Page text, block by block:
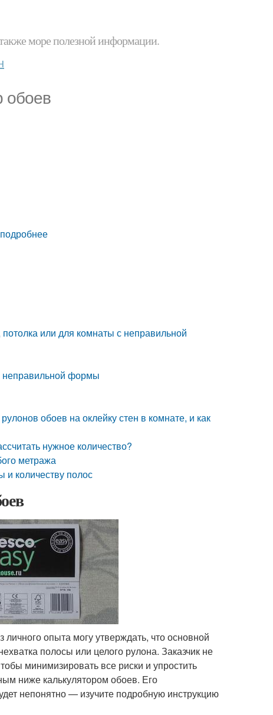
море полезной информации.
обоев
или для комнаты с неправильной
неправильной формы
обоев на оклейку стен в комнате, и как
нужное количество?
метража
и количеству полос
опыта могу утверждать, что основной
полосы или целого рулона. Заказчик не
минимизировать все риски и упростить
ниже калькулятором обоев. Его
непонятно — изучите подробную инструкцию